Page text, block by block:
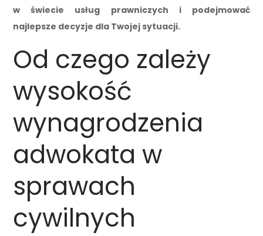
w świecie usług prawniczych i podejmować
najlepsze decyzje dla Twojej sytuacji.
Od czego zależy
wysokość
wynagrodzenia
adwokata w
sprawach
cywilnych